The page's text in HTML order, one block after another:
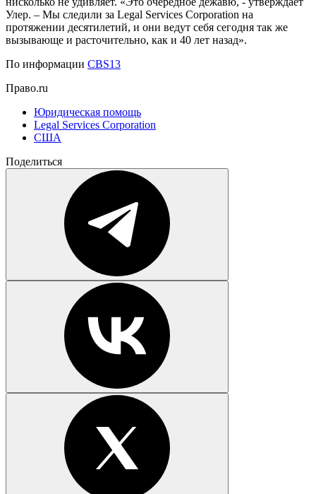
Улер. – Мы следили за Legal Services Corporation на
протяжении десятилетий, и они ведут себя сегодня так же
вызывающе и расточительно, как и 40 лет назад».
По информации CBS13
Право.ru
Юридическая помощь
Legal Services Corporation
США
Поделиться